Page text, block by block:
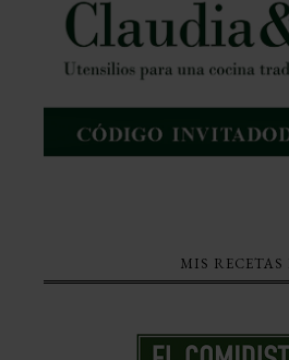
MIS RECETAS